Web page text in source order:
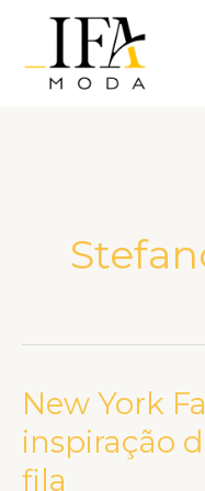
New York
inspiração
fila
New
York
Fashion
Week: